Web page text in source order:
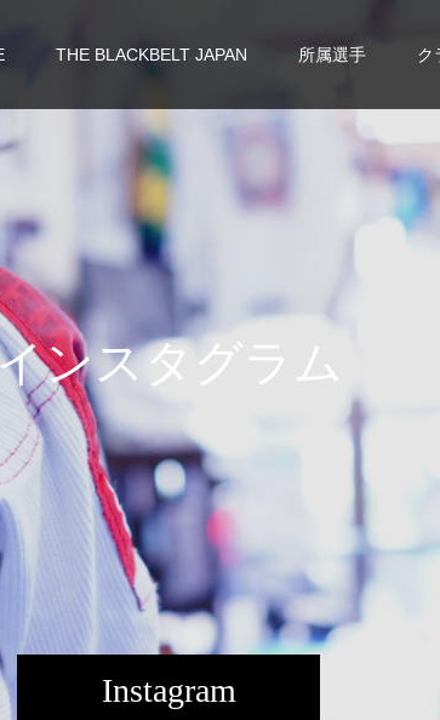
THE BLACKBELT JAPAN 所属選手 ク
Instagram
ンスタグラ ム